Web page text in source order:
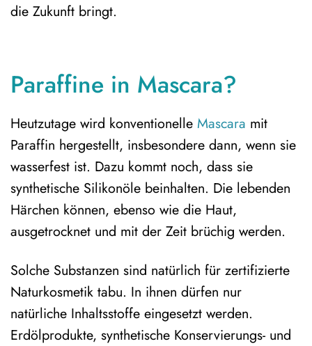
die Zukunft bringt.
Paraffine in Mascara?
Heutzutage wird konventionelle Mascara mit
Paraffin hergestellt, insbesondere dann, wenn sie
wasserfest ist. Dazu kommt noch, dass sie
synthetische Silikonöle beinhalten. Die lebenden
Härchen können, ebenso wie die Haut,
ausgetrocknet und mit der Zeit brüchig werden.
Solche Substanzen sind natürlich für zertifizierte
Naturkosmetik tabu. In ihnen dürfen nur
natürliche Inhaltsstoffe eingesetzt werden.
Erdölprodukte, synthetische Konservierungs- und